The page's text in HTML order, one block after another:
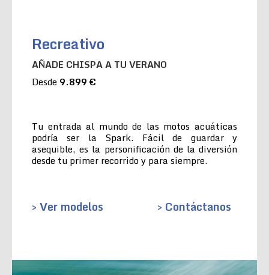
Recreativo
AÑADE CHISPA A TU VERANO
Desde 9.899 €
Tu entrada al mundo de las motos acuáticas
podría ser la Spark. Fácil de guardar y
asequible, es la personificación de la diversión
desde tu primer recorrido y para siempre.
> Ver modelos > Contáctanos